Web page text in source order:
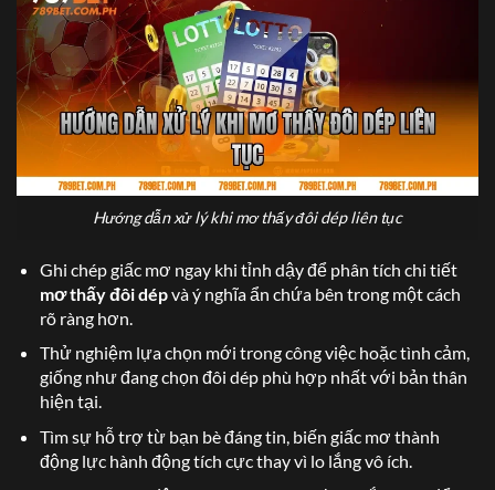
Hướng dẫn xử lý khi mơ thấy đôi dép liên tục
Ghi chép giấc mơ ngay khi tỉnh dậy để phân tích chi tiết
mơ thấy đôi dépvà ý nghĩa ẩn chứa bên trong một cách
rõ ràng hơn.
Thử nghiệm lựa chọn mới trong công việc hoặc tình cảm,
giống như đang chọn đôi dép phù hợp nhất với bản thân
hiện tại.
Tìm sự hỗ trợ từ bạn bè đáng tin, biến giấc mơ thành
động lực hành động tích cực thay vì lo lắng vô ích.